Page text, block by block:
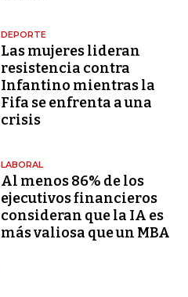
DEPORTE
Las mujeres lideran
resistencia contra
Infantino mientras la
Fifa se enfrenta a una
crisis
LABORAL
Al menos 86% de los
ejecutivos financieros
consideran que la IA es
más valiosa que un MBA